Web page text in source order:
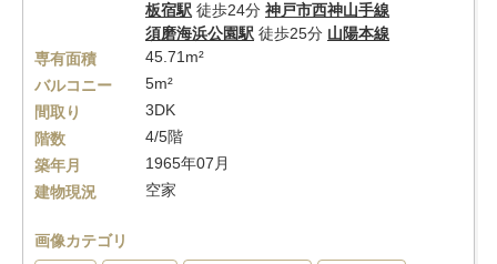
板宿駅 徒歩24分 神戸市西神山手線
須磨海浜公園駅 徒歩25分 山陽本線
専有面積
45.71m²
バルコニー
5m²
間取り
3DK
階数
4/5階
築年月
1965年07月
建物現況
空家
画像カテゴリ